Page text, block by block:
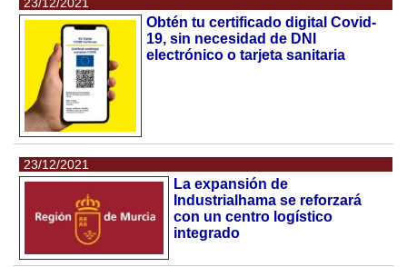
23/12/2021
Obtén tu certificado digital Covid-
19, sin necesidad de DNI
electrónico o tarjeta sanitaria
23/12/2021
La expansión de
Industrialhama se reforzará
con un centro logístico
integrado